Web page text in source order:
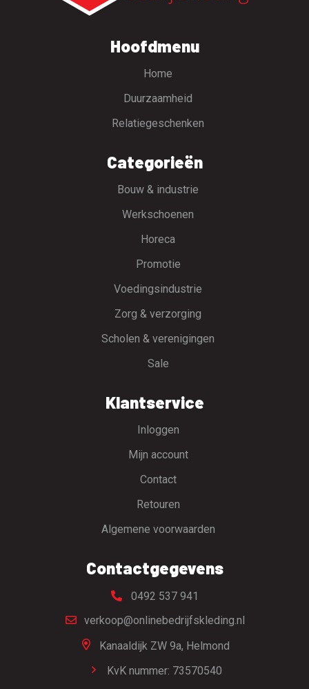
Hoofdmenu
Home
Duurzaamheid
Relatiegeschenken
Categorieën
Bouw & industrie
Werkschoenen
Horeca
Promotie
Voedingsindustrie
Zorg & verzorging
Scholen & verenigingen
Sale
Klantservice
Inloggen
Mijn account
Contact
Retouren
Algemene voorwaarden
Contactgegevens
0492 537 941
verkoop@onlinebedrijfskleding.nl
Kanaaldijk ZW 9a, Helmond
KvK nummer: 73570540